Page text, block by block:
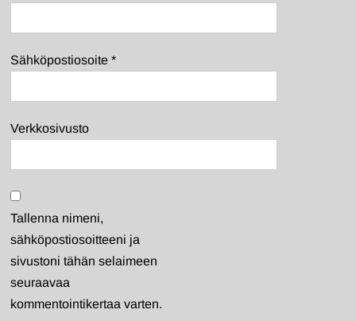
Sähköpostiosoite*
Verkkosivusto
Tallenna nimeni,
sähköpostiosoitteeni ja
sivustoni tähän selaimeen
seuraavaa
kommentointikertaa varten.